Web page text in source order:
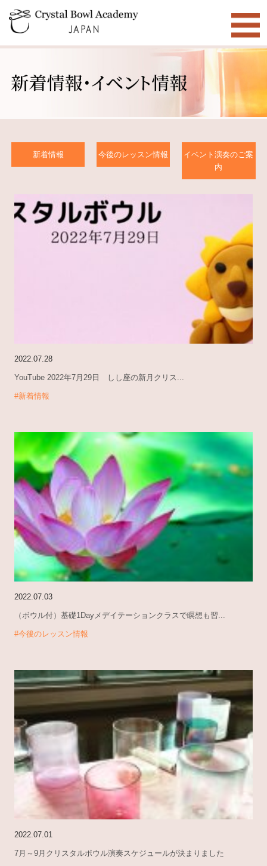
新着情報 今後のレッスン情報
イベント演奏のご案
内
2022.07.28
YouTube 2022年7月29日 しし座の新月クリス...
#新着情報
2022.07.03
（ボウル付）基礎1Dayメデイテーションクラスで瞑想も習...
#今後のレッスン情報
2022.07.01
7月～9月クリスタルボウル演奏スケジュールが決まりました